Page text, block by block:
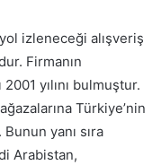
izleneceği alışveriş
Firmanın
yılını bulmuştur.
Türkiye’nin
yanı sıra
Arabistan,